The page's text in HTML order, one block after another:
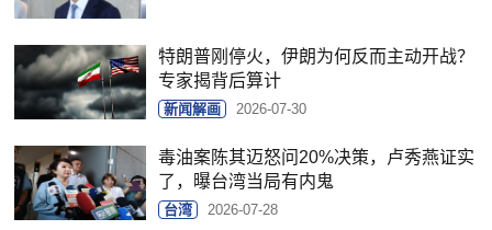
特朗普刚停火，伊朗为何反而主动开战？
专家揭背后算计
新闻解画 2026-07-30
毒油案陈其迈怒问20%决策，卢秀燕证实
了，曝台湾当局有内鬼
台湾 2026-07-28